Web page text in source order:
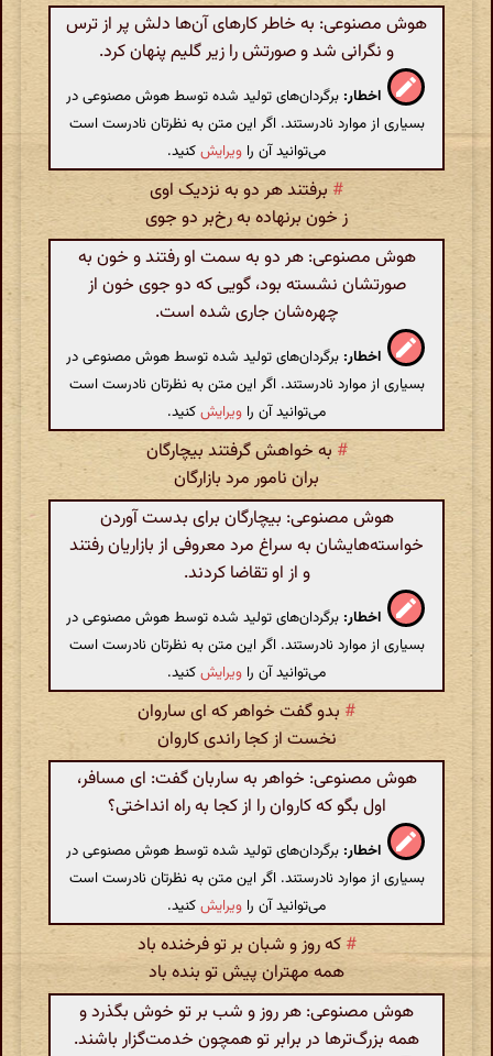
هوش مصنوعی: به خاطر کارهای آن‌ها دلش پر از ترس
و نگرانی شد و صورتش را زیر گلیم پنهان کرد.
اخطار: برگردان‌های تولید شده توسط هوش مصنوعی در
بسیاری از موارد نادرستند. اگر این متن به نظرتان نادرست است
می‌توانید آن را ویرایشکنید.
# برفتند هر دو به نزدیک اوی
ز خون برنهاده به رخ‌بر دو جوی
هوش مصنوعی: هر دو به سمت او رفتند و خون به
صورتشان نشسته بود، گویی که دو جوی خون از
چهره‌شان جاری شده است.
اخطار: برگردان‌های تولید شده توسط هوش مصنوعی در
بسیاری از موارد نادرستند. اگر این متن به نظرتان نادرست است
می‌توانید آن را ویرایشکنید.
# به خواهش گرفتند بیچارگان
بران نامور مرد بازارگان
هوش مصنوعی: بیچارگان برای بدست آوردن
خواسته‌هایشان به سراغ مرد معروفی از بازاریان رفتند
و از او تقاضا کردند.
اخطار: برگردان‌های تولید شده توسط هوش مصنوعی در
بسیاری از موارد نادرستند. اگر این متن به نظرتان نادرست است
می‌توانید آن را ویرایشکنید.
# بدو گفت خواهر که ای ساروان
نخست از کجا راندی کاروان
هوش مصنوعی: خواهر به ساربان گفت: ای مسافر،
اول بگو که کاروان را از کجا به راه انداختی؟
اخطار: برگردان‌های تولید شده توسط هوش مصنوعی در
بسیاری از موارد نادرستند. اگر این متن به نظرتان نادرست است
می‌توانید آن را ویرایشکنید.
# که روز و شبان بر تو فرخنده باد
همه مهتران پیش تو بنده باد
هوش مصنوعی: هر روز و شب بر تو خوش بگذرد و
همه بزرگ‌ترها در برابر تو همچون خدمت‌گزار باشند.